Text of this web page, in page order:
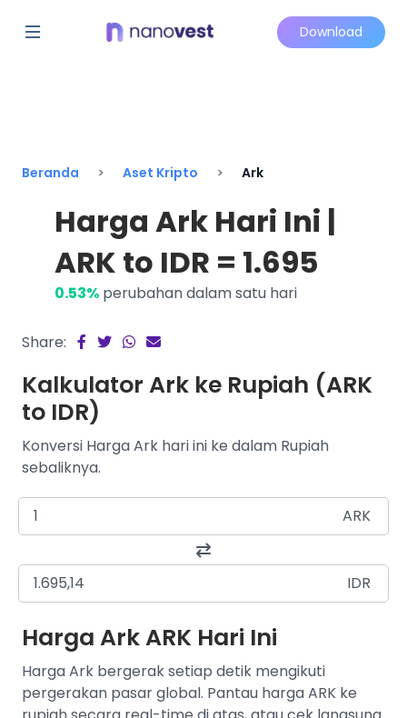
Download
Beranda Aset Kripto Ark
Harga Ark Hari Ini |
ARK to IDR = 1.695
0.53%perubahan dalam satu hari
Share:
Kalkulator Ark ke Rupiah (ARK
to IDR)
Konversi Harga Ark hari ini ke dalam Rupiah
sebaliknya.
ARK
IDR
Harga Ark ARK Hari Ini
Harga Ark bergerak setiap detik mengikuti
pergerakan pasar global. Pantau harga ARK ke